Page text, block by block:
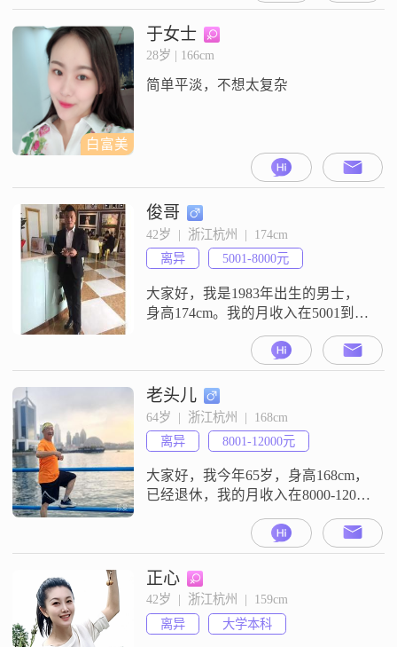
白富美
于女士
28岁 | 166cm
简单平淡，不想太复杂
俊哥
42岁  |  浙江杭州  |  174cm
离异
5001-8000元
大家好，我是1983年出生的男士，
身高174cm。我的月收入在5001到
8000元之间，目前在杭州工作。我
的学历是中专。我的性格特征包括
稳重可靠、自信果断、活在当下、
真诚可靠、成熟稳重以及随和易相
处。我希望通过这些简单的介绍，
能让大家对我有一个基本的了解。
我是一个比较直接的人，不喜欢拐
弯抹角，觉得真诚是相处的基础。
平时
老头儿
64岁  |  浙江杭州  |  168cm
离异
8001-12000元
大家好，我今年65岁，身高168cm，
已经退休，我的月收入在8000-12000
元做事有商量，诚实守信！喜欢户
正心
42岁  |  浙江杭州  |  159cm
离异
大学本科